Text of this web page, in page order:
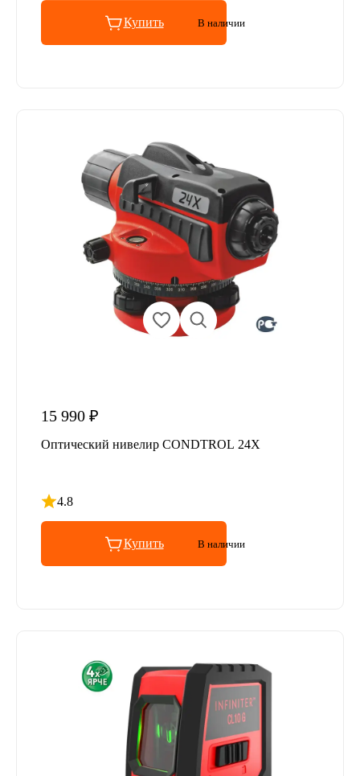
Купить В наличии
15 990 ₽
Оптический нивелир CONDTROL 24X
4.8
Рейтинг 4.8 из 5
Купить В наличии